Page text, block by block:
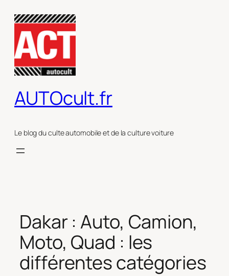
contenu
AUTOcult.fr
Le blog du culte automobile et de la culture voiture
Dakar : Auto, Camion,
Moto, Quad : les
différentes catégories